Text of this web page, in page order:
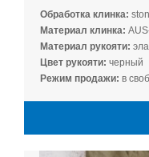
Обработка клинка:
Материал клинка:
Материал рукояти:
Цвет рукояти: черный
Режим продажи: в